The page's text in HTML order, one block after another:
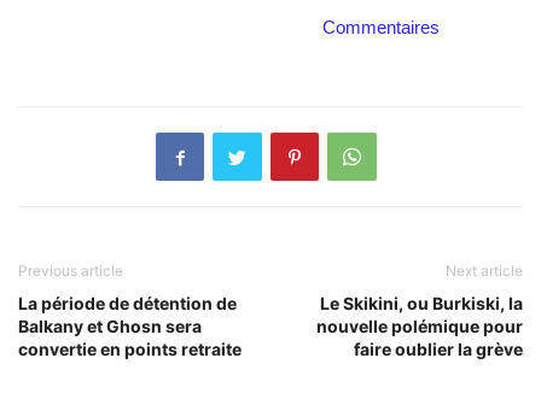
Commentaires
Previous article
La période de détention de
Balkany et Ghosn sera
convertie en points retraite
Next article
Le Skikini, ou Burkiski, la
nouvelle polémique pour
faire oublier la grève